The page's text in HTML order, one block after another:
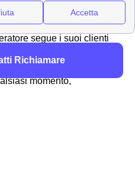
con Wind Tre a
segue i suoi clienti
o tariffa. Puoi
momento,
Richiamare